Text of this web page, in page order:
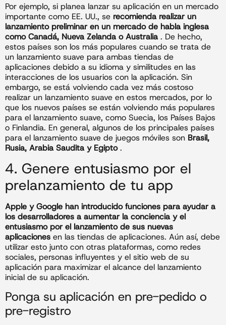
Por ejemplo, si planea lanzar su aplicación en un mercado
importante como EE. UU., se recomienda realizar un
lanzamiento preliminar en un mercado de habla inglesa
como Canadá, Nueva Zelanda o Australia . De hecho,
estos países son los más populares cuando se trata de
un lanzamiento suave para ambas tiendas de
aplicaciones debido a su idioma y similitudes en las
interacciones de los usuarios con la aplicación. Sin
embargo, se está volviendo cada vez más costoso
realizar un lanzamiento suave en estos mercados, por lo
que los nuevos países se están volviendo más populares
para el lanzamiento suave, como Suecia, los Países Bajos
o Finlandia. En general, algunos de los principales países
para el lanzamiento suave de juegos móviles son Brasil,
Rusia, Arabia Saudita y Egipto.
4. Genere entusiasmo por el
prelanzamiento de tu app
Apple y Google han introducido funciones para ayudar a
los desarrolladores a aumentar la conciencia y el
entusiasmo por el lanzamiento de sus nuevas
aplicaciones en las tiendas de aplicaciones. Aún así, debe
utilizar esto junto con otras plataformas, como redes
sociales, personas influyentes y el sitio web de su
aplicación para maximizar el alcance del lanzamiento
inicial de su aplicación.
Ponga su aplicación en pre-pedido o
pre-registro